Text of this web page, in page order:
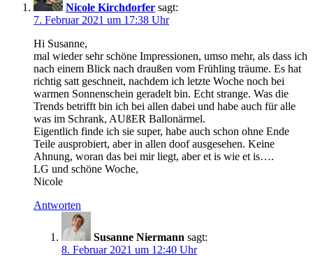
Nicole Kirchdorfer sagt:
7. Februar 2021 um 17:38 Uhr
Hi Susanne,
mal wieder sehr schöne Impressionen, umso mehr, als dass ich
nach einem Blick nach draußen vom Frühling träume. Es hat
richtig satt geschneit, nachdem ich letzte Woche noch bei
warmen Sonnenschein geradelt bin. Echt strange. Was die
Trends betrifft bin ich bei allen dabei und habe auch für alle
was im Schrank, AUßER Ballonärmel.
Eigentlich finde ich sie super, habe auch schon ohne Ende
Teile ausprobiert, aber in allen doof ausgesehen. Keine
Ahnung, woran das bei mir liegt, aber et is wie et is….
LG und schöne Woche,
Nicole
Antworten
Susanne Niermann sagt:
8. Februar 2021 um 12:40 Uhr